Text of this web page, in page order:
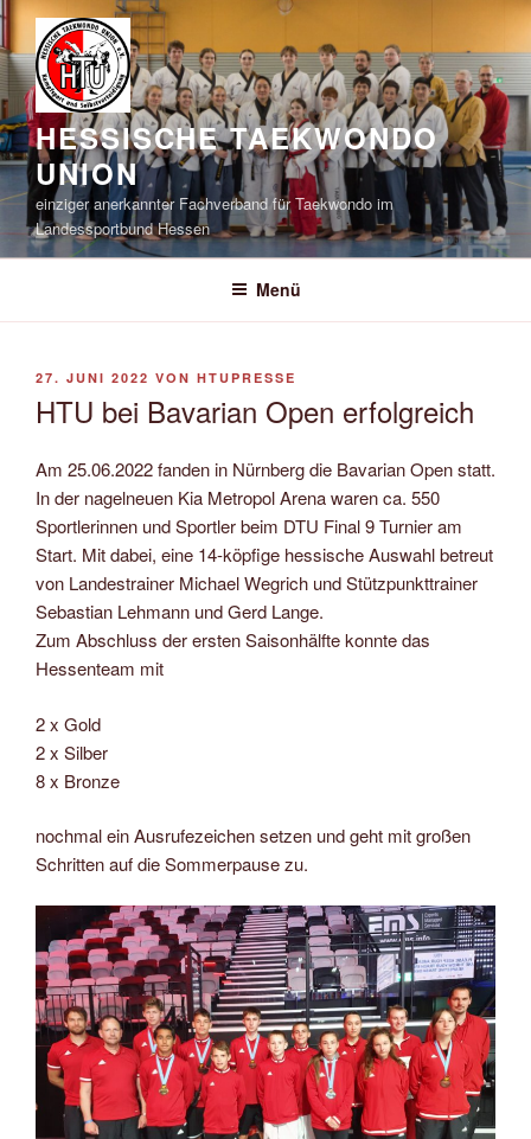
Zum
Inhalt
springen
HESSISCHE TAEKWONDO
UNION
einziger anerkannter Fachverband für Taekwondo im
Landessportbund Hessen
Menü
VERÖFFENTLICHT
27. JUNI 2022 VON HTUPRESSE
HTU bei Bavarian Open erfolgreich
Am 25.06.2022 fanden in Nürnberg die Bavarian Open statt.
In der nagelneuen Kia Metropol Arena waren ca. 550
Sportlerinnen und Sportler beim DTU Final 9 Turnier am
Start. Mit dabei, eine 14-köpfige hessische Auswahl betreut
von Landestrainer Michael Wegrich und Stützpunkttrainer
Sebastian Lehmann und Gerd Lange.
Zum Abschluss der ersten Saisonhälfte konnte das
Hessenteam mit
2 x Gold
2 x Silber
8 x Bronze
nochmal ein Ausrufezeichen setzen und geht mit großen
Schritten auf die Sommerpause zu.